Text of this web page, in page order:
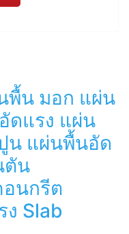
พื้น มอก แผ่น
ดแรง แผ่น
น แผ่นพื้นอัด
ตัน
นกรีต
ง Slab